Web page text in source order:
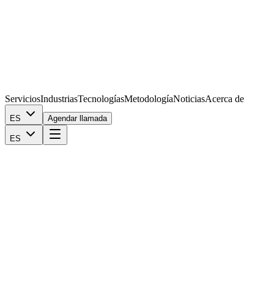
ServiciosIndustriasTecnologíasMetodologíaNoticiasAcerca de
ES Agendar llamada
ES